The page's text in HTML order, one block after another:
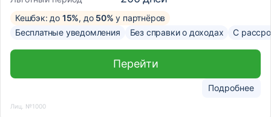
Кешбэк: до 15%, до 50% у партнёров
Бесплатные уведомления
Без справки о доходах С
Подробнее
Перейти
Лиц. №1000